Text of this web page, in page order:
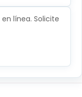
línea. Solicite